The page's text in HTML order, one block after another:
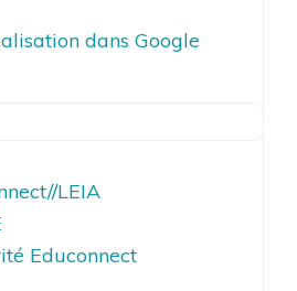
dans Google
LEIA
Educonnect